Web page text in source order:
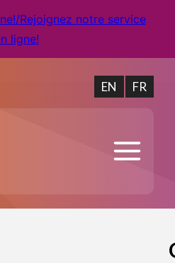
Rejoignez notre service
ligne!
EN FR